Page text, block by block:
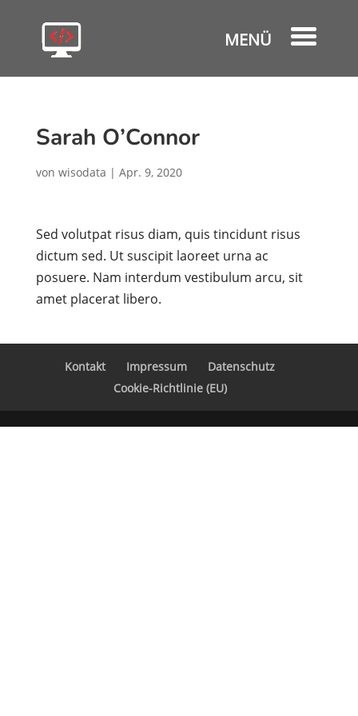
Sarah O’Connor
von wisodata | Apr. 9, 2020
Sed volutpat risus diam, quis tincidunt risus
dictum sed. Ut suscipit laoreet urna ac
posuere. Nam interdum vestibulum arcu, sit
amet placerat libero.
Kontakt Impressum
Datenschutz
Cookie-Richtlinie (EU)